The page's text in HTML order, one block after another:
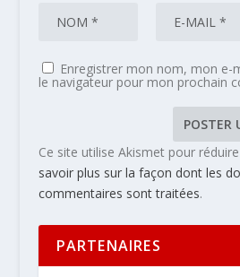
Enregistrer mon nom, mon e-
le navigateur pour mon prochain
Ce site utilise Akismet pour
savoir plus sur la façon dont les
commentaires sont traitées.
PARTENAIRES